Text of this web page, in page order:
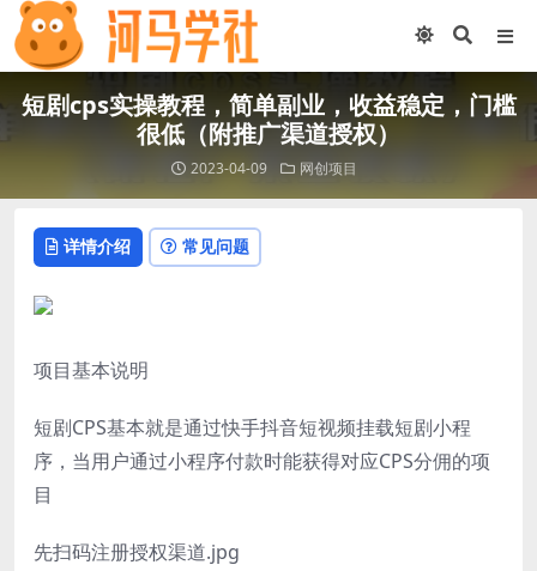
短剧cps实操教程，简单副业，收益稳定，门槛
很低（附推广渠道授权）
2023-04-09 网创项目
详情介绍 常见问题
项目基本说明
短剧CPS基本就是通过快手抖音短视频挂载短剧小程
序，当用户通过小程序付款时能获得对应CPS分佣的项
目
先扫码注册授权渠道.jpg